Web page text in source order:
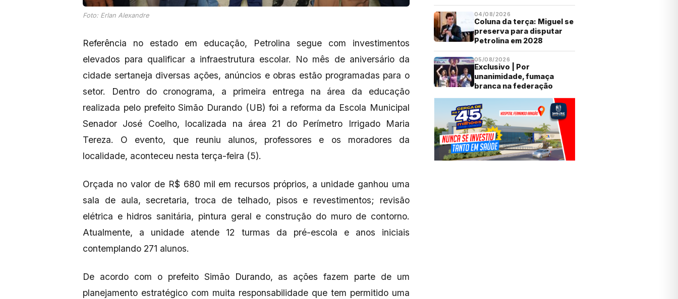
Foto: Erlan Alexandre
Referência no estado em educação, Petrolina segue com investimentos
elevados para qualificar a infraestrutura escolar. No mês de aniversário da
cidade sertaneja diversas ações, anúncios e obras estão programadas para o
setor. Dentro do cronograma, a primeira entrega na área da educação
realizada pelo prefeito Simão Durando (UB) foi a reforma da Escola Municipal
Senador José Coelho, localizada na área 21 do Perímetro Irrigado Maria
Tereza. O evento, que reuniu alunos, professores e os moradores da
localidade, aconteceu nesta terça-feira (5).
Orçada no valor de R$ 680 mil em recursos próprios, a unidade ganhou uma
sala de aula, secretaria, troca de telhado, pisos e revestimentos; revisão
elétrica e hidros sanitária, pintura geral e construção do muro de contorno.
Atualmente, a unidade atende 12 turmas da pré-escola e anos iniciais
contemplando 271 alunos.
De acordo com o prefeito Simão Durando, as ações fazem parte de um
planejamento estratégico com muita responsabilidade que tem permitido uma
04/08/2026
Coluna da terça: Miguel se
preserva para disputar
Petrolina em 2028
05/08/2026
Exclusivo | Por
unanimidade, fumaça
branca na federação